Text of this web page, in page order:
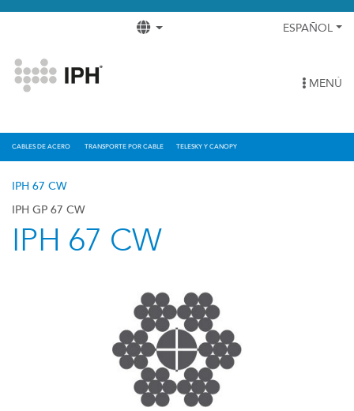
ESPAÑOL
MENÚ
CABLES DE ACERO TRANSPORTE POR CABLE TELESKY Y CANOPY
IPH 67 CW
IPH GP 67 CW
IPH 67 CW